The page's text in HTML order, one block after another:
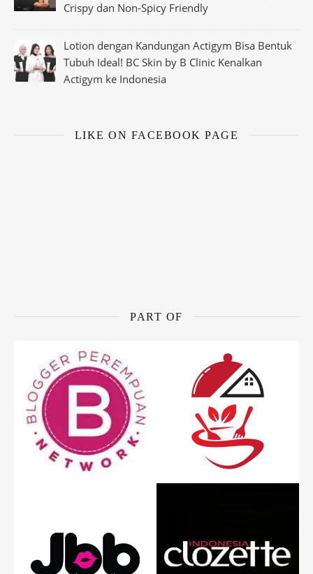
Crispy dan Non-Spicy Friendly
Lotion dengan Kandungan Actigym Bisa Bentuk
Tubuh Ideal! BC Skin by B Clinic Kenalkan
Actigym ke Indonesia
LIKE ON FACEBOOK PAGE
PART OF